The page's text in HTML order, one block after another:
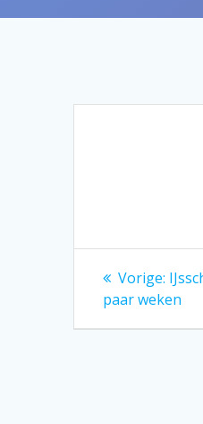
Bericht
Vorige:
paar weken